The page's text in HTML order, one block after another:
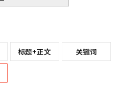
标题+正文 关键词